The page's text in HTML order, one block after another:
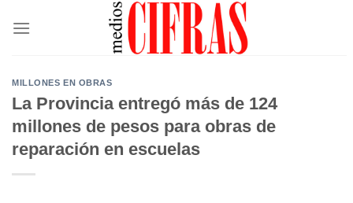
MILLONES EN OBRAS
La Provincia entregó más de 124
millones de pesos para obras de
reparación en escuelas